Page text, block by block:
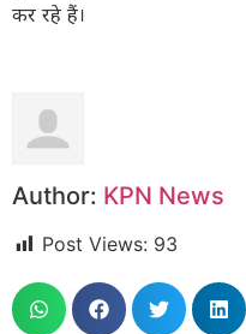
कर रहे हैं।
Author: KPN News
Post Views: 93